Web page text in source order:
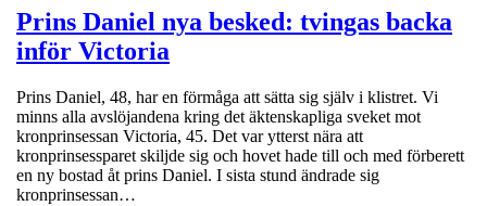
Prins Daniel nya besked: tvingas backa
inför Victoria
Prins Daniel, 48, har en förmåga att sätta sig själv i klistret. Vi
minns alla avslöjandena kring det äktenskapliga sveket mot
kronprinsessan Victoria, 45. Det var ytterst nära att
kronprinsessparet skiljde sig och hovet hade till och med förberett
en ny bostad åt prins Daniel. I sista stund ändrade sig
kronprinsessan…